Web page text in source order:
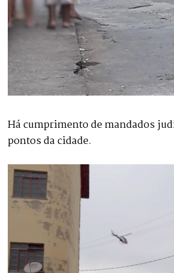
Há cumprimento de mandados
pontos da cidade.